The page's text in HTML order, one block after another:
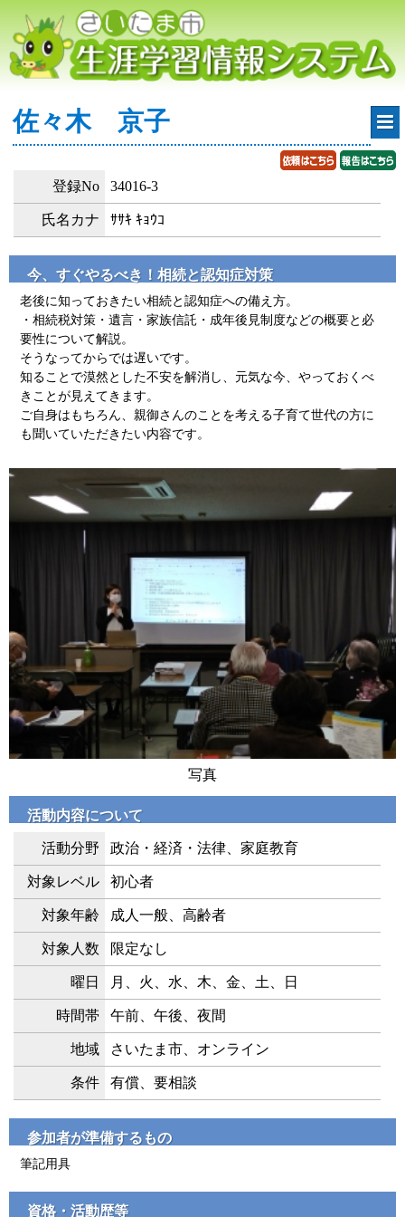
佐々木 京子
登録No 34016-3
氏名カナ ｻｻｷ ｷｮｳｺ
今、すぐやるべき！相続と認知症対策
老後に知っておきたい相続と認知症への備え方。
・相続税対策・遺言・家族信託・成年後見制度などの概要と必
要性について解説。
そうなってからでは遅いです。
知ることで漠然とした不安を解消し、元気な今、やっておくべ
きことが見えてきます。
ご自身はもちろん、親御さんのことを考える子育て世代の方に
も聞いていただきたい内容です。
写真
活動内容について
活動分野 政治・経済・法律、家庭教育
対象レベル 初心者
対象年齢 成人一般、高齢者
対象人数 限定なし
曜日 月、火、水、木、金、土、日
時間帯 午前、午後、夜間
地域 さいたま市、オンライン
条件 有償、要相談
参加者が準備するもの
筆記用具
資格・活動歴等